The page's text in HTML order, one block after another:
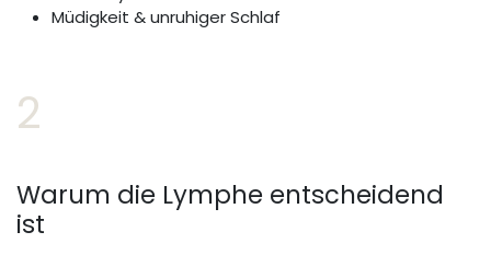
Müdigkeit & unruhiger Schlaf
2
Warum die Lymphe entscheidend
ist